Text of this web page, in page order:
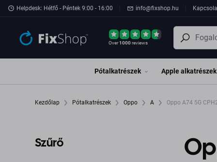
Ugrás az oldal fő részéhez
Helpdesk: Hétfő - Péntek 9:00 - 16:00 info@fixshop.hu
Over1000reviews
Pótalkatrészek Apple alkatrészek
Kezdőlap Pótalkatrészek Oppo A Oppo A74 5G
Szűrő